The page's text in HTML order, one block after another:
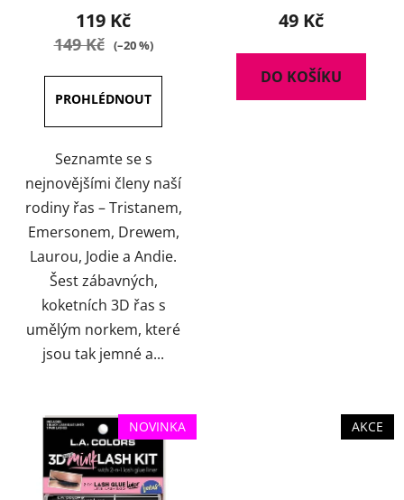
produktu
je
5
hvězdiček.
119 Kč
149 Kč (–20 %)
Seznamte se s
nejnovějšími členy naší
rodiny řas – Tristanem,
Emersonem, Drewem,
Laurou, Jodie a Andie.
Šest zábavných,
koketních 3D řas s
umělým norkem, které
jsou tak jemné a...
49 Kč
DO KOŠÍKU
NOVINKA AKCE